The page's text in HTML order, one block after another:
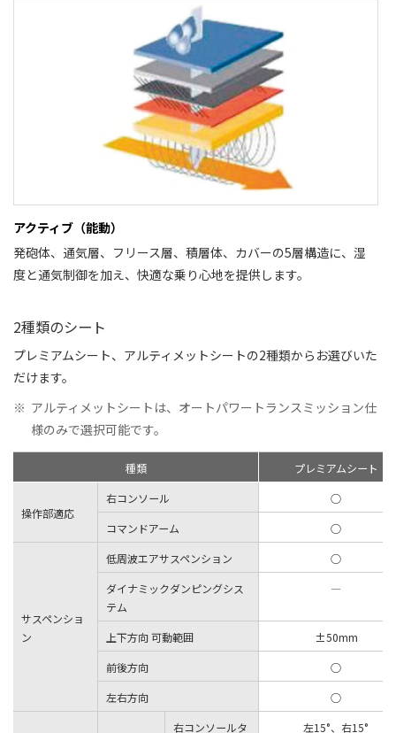
アクティブ（能動）
発砲体、通気層、フリース層、積層体、カバーの5層構造に、湿
度と通気制御を加え、快適な乗り心地を提供します。
2種類のシート
プレミアムシート、アルティメットシートの2種類からお選びいた
だけます。
※ アルティメットシートは、オートパワートランスミッション仕
様のみで選択可能です。
種類 プレミアムシート
操作部適応
右コンソール
○
コマンドアーム
○
サスペンショ
ン
低周波エアサスペンション
○
ダイナミックダンピングシス
テム
―
上下方向 可動範囲
±50mm
前後方向
○
左右方向
○
右コンソールタ
左15°、右15°